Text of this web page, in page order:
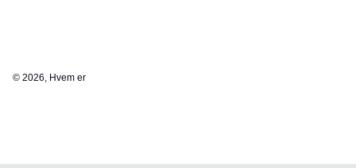
© 2026, Hvem er